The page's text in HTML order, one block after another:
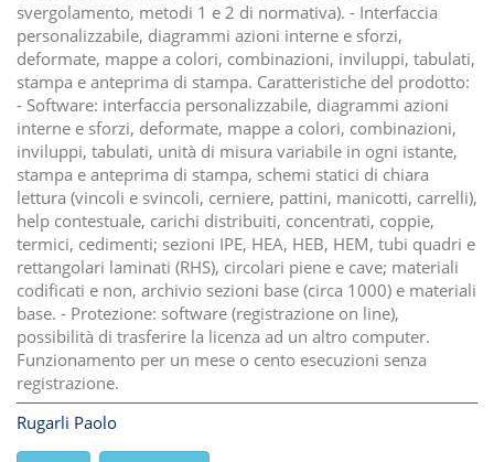
svergolamento, metodi 1 e 2 di normativa). - Interfaccia
personalizzabile, diagrammi azioni interne e sforzi,
deformate, mappe a colori, combinazioni, inviluppi, tabulati,
stampa e anteprima di stampa. Caratteristiche del prodotto:
- Software: interfaccia personalizzabile, diagrammi azioni
interne e sforzi, deformate, mappe a colori, combinazioni,
inviluppi, tabulati, unità di misura variabile in ogni istante,
stampa e anteprima di stampa, schemi statici di chiara
lettura (vincoli e svincoli, cerniere, pattini, manicotti, carrelli),
help contestuale, carichi distribuiti, concentrati, coppie,
termici, cedimenti; sezioni IPE, HEA, HEB, HEM, tubi quadri e
rettangolari laminati (RHS), circolari piene e cave; materiali
codificati e non, archivio sezioni base (circa 1000) e materiali
base. - Protezione: software (registrazione on line),
possibilità di trasferire la licenza ad un altro computer.
Funzionamento per un mese o cento esecuzioni senza
registrazione.
Rugarli Paolo